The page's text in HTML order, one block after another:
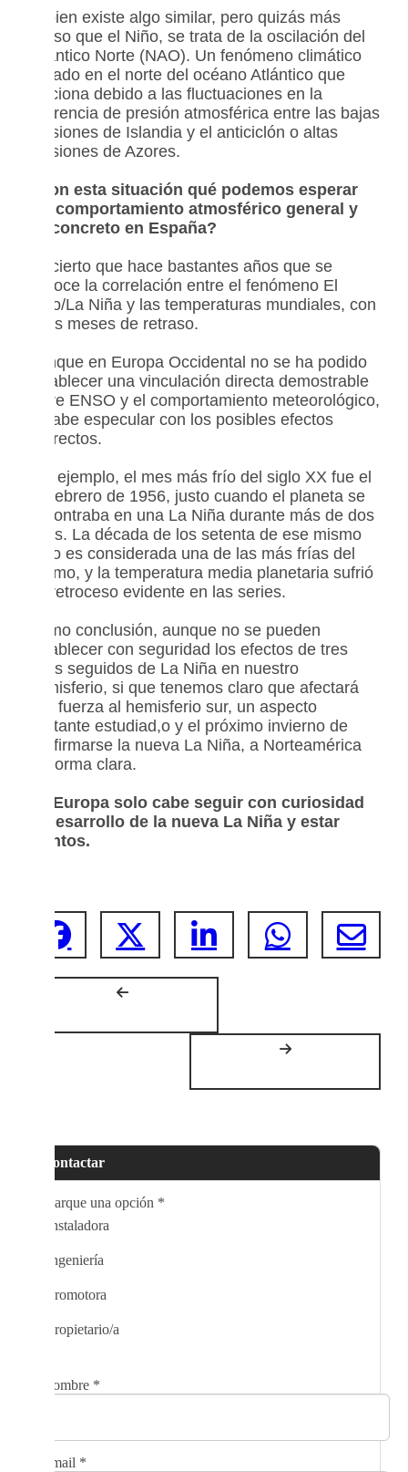
Si bien existe algo similar, pero quizás más
difuso que el Niño, se trata de la oscilación del
Atlántico Norte (NAO). Un fenómeno climático
situado en el norte del océano Atlántico que
funciona debido a las fluctuaciones en la
diferencia de presión atmosférica entre las bajas
presiones de Islandia y el anticiclón o altas
presiones de Azores.
¿Con esta situación qué podemos esperar
del comportamiento atmosférico general y
en concreto en España?
Es cierto que hace bastantes años que se
conoce la correlación entre el fenómeno El
Niño/La Niña y las temperaturas mundiales, con
unos meses de retraso.
Aunque en Europa Occidental no se ha podido
establecer una vinculación directa demostrable
entre ENSO y el comportamiento meteorológico,
si cabe especular con los posibles efectos
indirectos.
Por ejemplo, el mes más frío del siglo XX fue el
de febrero de 1956, justo cuando el planeta se
encontraba en una La Niña durante más de dos
años. La década de los setenta de ese mismo
siglo es considerada una de las más frías del
mismo, y la temperatura media planetaria sufrió
un retroceso evidente en las series.
Como conclusión, aunque no se pueden
establecer con seguridad los efectos de tres
años seguidos de La Niña en nuestro
hemisferio, si que tenemos claro que afectará
con fuerza al hemisferio sur, un aspecto
bastante estudiad,o y el próximo invierno de
confirmarse la nueva La Niña, a Norteamérica
de forma clara.
En Europa solo cabe seguir con curiosidad
el desarrollo de la nueva La Niña y estar
atentos.
Contactar
Marque una opción *
Instaladora
Ingeniería
Promotora
Propietario/a
Nombre *
Email *